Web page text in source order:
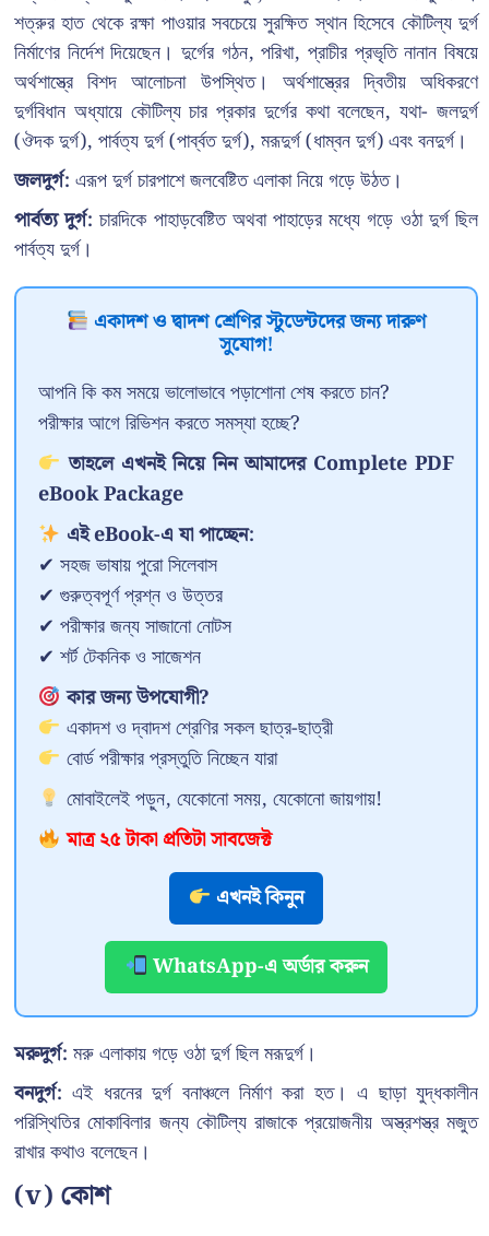
শত্রুর হাত থেকে রক্ষা পাওয়ার সবচেয়ে সুরক্ষিত স্থান হিসেবে কৌটিল্য দুর্গ
নির্মাণের নির্দেশ দিয়েছেন। দুর্গের গঠন, পরিখা, প্রাচীর প্রভৃতি নানান বিষয়ে
অর্থশাস্ত্রে বিশদ আলোচনা উপস্থিত। অর্থশাস্ত্রের দ্বিতীয় অধিকরণে
দুর্গবিধান অধ্যায়ে কৌটিল্য চার প্রকার দুর্গের কথা বলেছেন, যথা- জলদুর্গ
(ঔদক দুর্গ), পার্বত্য দুর্গ (পার্ব্বত দুর্গ), মরূদুর্গ (ধাম্বন দুর্গ) এবং বনদুর্গ।
জলদুর্গ: এরূপ দুর্গ চারপাশে জলবেষ্টিত এলাকা নিয়ে গড়ে উঠত।
পার্বত্য দুর্গ: চারদিকে পাহাড়বেষ্টিত অথবা পাহাড়ের মধ্যে গড়ে ওঠা দুর্গ ছিল
পার্বত্য দুর্গ।
একাদশ ও দ্বাদশ শ্রেণির স্টুডেন্টদের জন্য দারুণ
সুযোগ!
আপনি কি কম সময়ে ভালোভাবে পড়াশোনা শেষ করতে চান?
পরীক্ষার আগে রিভিশন করতে সমস্যা হচ্ছে?
তাহলে এখনই নিয়ে নিন আমাদের Complete PDF
eBook Package
এই eBook-এ যা পাচ্ছেন:
✔ সহজ ভাষায় পুরো সিলেবাস
✔ গুরুত্বপূর্ণ প্রশ্ন ও উত্তর
✔ পরীক্ষার জন্য সাজানো নোটস
✔ শর্ট টেকনিক ও সাজেশন
কার জন্য উপযোগী?
একাদশ ও দ্বাদশ শ্রেণির সকল ছাত্র-ছাত্রী
বোর্ড পরীক্ষার প্রস্তুতি নিচ্ছেন যারা
মোবাইলেই পড়ুন, যেকোনো সময়, যেকোনো জায়গায়!
মাত্র ২৫ টাকা প্রতিটা সাবজেক্ট
এখনই কিনুন
WhatsApp-এ অর্ডার করুন
মরুদুর্গ: মরু এলাকায় গড়ে ওঠা দুর্গ ছিল মরূদুর্গ।
বনদুর্গ: এই ধরনের দুর্গ বনাঞ্চলে নির্মাণ করা হত। এ ছাড়া যুদ্ধকালীন
পরিস্থিতির মোকাবিলার জন্য কৌটিল্য রাজাকে প্রয়োজনীয় অস্ত্রশস্ত্র মজুত
রাখার কথাও বলেছেন।
(v) কোশ